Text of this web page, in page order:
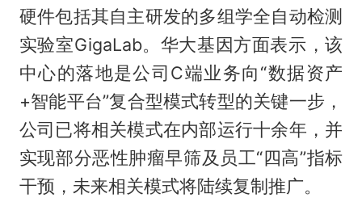
硬件包括其自主研发的多组学全自动检测
实验室GigaLab。华大基因方面表示，该
中心的落地是公司C端业务向“数据资产
+智能平台”复合型模式转型的关键一步，
公司已将相关模式在内部运行十余年，并
实现部分恶性肿瘤早筛及员工“四高”指标
干预，未来相关模式将陆续复制推广。